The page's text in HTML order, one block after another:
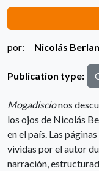
por: Nicolás
Publication type:
Mogadiscionos
los ojos de Nicolás
en el país. Las
vividas por el autor
narración,